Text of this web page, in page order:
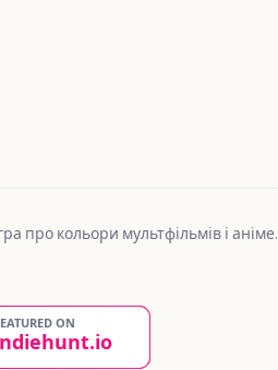
про кольори мультфільмів і аніме.